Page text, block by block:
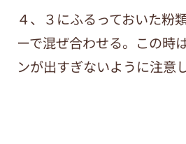
４、３にふるっておいた粉
ーで混ぜ合わせる。この時
ンが出すぎないように注意